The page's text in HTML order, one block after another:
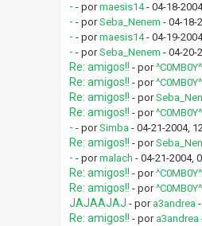
- - pormaesis14- 04-18-
- - porSeba_Nenem - 04-18-
- - pormaesis14- 04-19-
- - porSeba_Nenem - 04-20-
Re: amigos!! - por^C0MB0Y^
Re: amigos!! - por^C0MB0Y^
Re: amigos!! - por
Re: amigos!! - por^C0MB0Y^
- - porSimba - 04-21-2004,
Re: amigos!! - por
- - pormalach - 04-21-2004,
Re: amigos!! - por^C0MB0Y^
Re: amigos!! - por^C0MB0Y^
JAJAAJAJ - por a3andrea
Re: amigos!! - por a3andrea